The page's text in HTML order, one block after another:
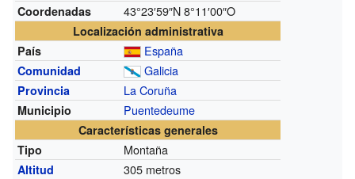
Coordenadas
43°23′59″N8°11′00″O
Localización administrativa
País
España
Comunidad Galicia
Provincia La Coruña
Municipio Puentedeume
Características generales
Tipo
Montaña
Altitud 305 metros